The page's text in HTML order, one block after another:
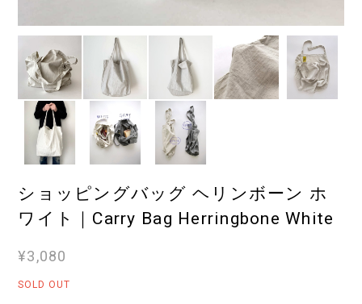
ショッピングバッグ ヘリンボーン ホ
ワイト｜Carry Bag Herringbone White
¥3,080
SOLD OUT